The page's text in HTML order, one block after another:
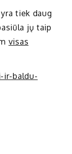
tiek daug
jų taip
visas
baldu-